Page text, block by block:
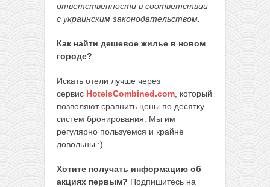
ответственности в соответствии
с украинским законодательством.
Как найти дешевое жилье в новом
городе?
Искать отели лучше через
сервис HotelsCombined.com , который
позволяют сравнить цены по десятку
систем бронирования. Мы им
регулярно пользуемся и крайне
довольны :)
Хотите получать информацию об
акциях первым? Подпишитесь на